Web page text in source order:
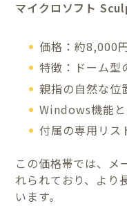
マイクロソフト
価格：約8,000
特徴：ドーム型
親指の自然な位
Windows機能
付属の専用リス
この価格帯では、メ
れられており、より
います。